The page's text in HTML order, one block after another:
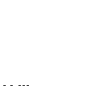
- - ---